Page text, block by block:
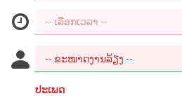
ປະເພດ